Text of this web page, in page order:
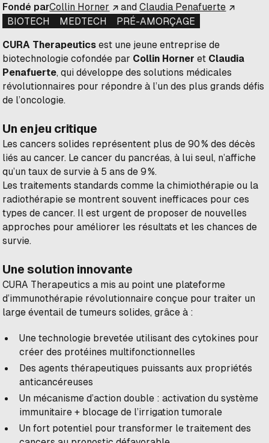
Fondé parCollin Horner andClaudia Penafuerte
BIOTECH
MEDTECH PRÉ-AMORÇAGE
CURA Therapeutics est une jeune entreprise de
biotechnologie cofondée par Collin Horner et Claudia
Penafuerte, qui développe des solutions médicales
révolutionnaires pour répondre à l’un des plus grands défis
de l’oncologie.
Un enjeu critique
Les cancers solides représentent plus de 90 % des décès
liés au cancer. Le cancer du pancréas, à lui seul, n’affiche
qu’un taux de survie à 5 ans de 9 %.
Les traitements standards comme la chimiothérapie ou la
radiothérapie se montrent souvent inefficaces pour ces
types de cancer. Il est urgent de proposer de nouvelles
approches pour améliorer les résultats et les chances de
survie.
Une solution innovante
CURA Therapeutics a mis au point une plateforme
d’immunothérapie révolutionnaire conçue pour traiter un
large éventail de tumeurs solides, grâce à :
Une technologie brevetée utilisant des cytokines pour
créer des protéines multifonctionnelles
Des agents thérapeutiques puissants aux propriétés
anticancéreuses
Un mécanisme d’action double : activation du système
immunitaire + blocage de l’irrigation tumorale
Un fort potentiel pour transformer le traitement des